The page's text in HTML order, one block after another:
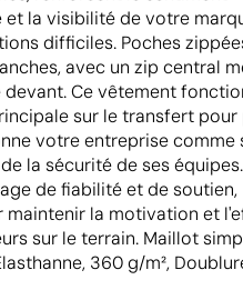
la visibilité de votre
difficiles. Poches
avec un zip central
Ce vêtement
sur le transfert pour
votre entreprise comme
la sécurité de ses
de fiabilité et de soutien,
maintenir la motivation et
sur le terrain. Maillot
360 g/m²,